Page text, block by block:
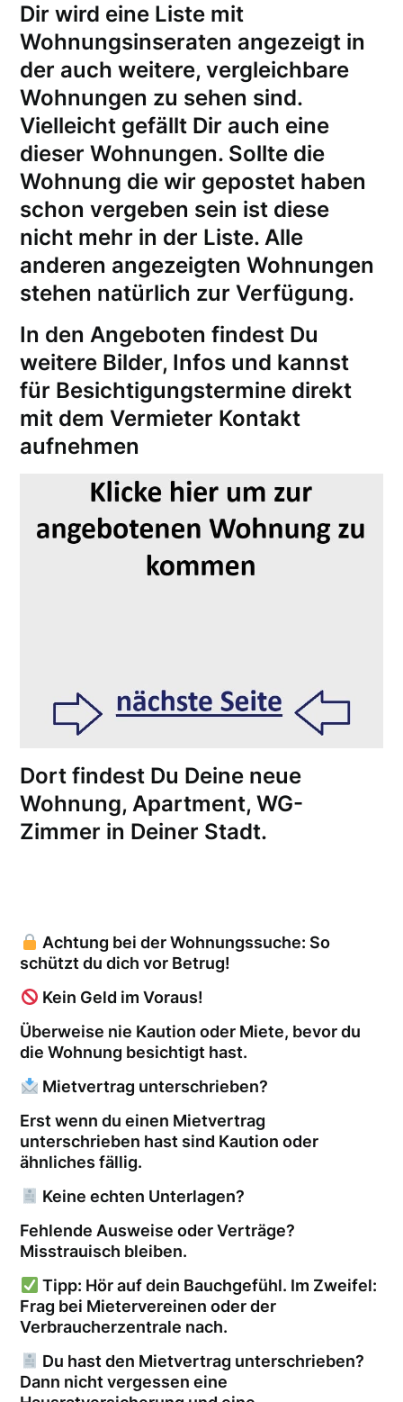
Dir wird eine Liste mit
Wohnungsinseraten angezeigt in
der auch weitere, vergleichbare
Wohnungen zu sehen sind.
Vielleicht gefällt Dir auch eine
dieser Wohnungen. Sollte die
Wohnung die wir gepostet haben
schon vergeben sein ist diese
nicht mehr in der Liste. Alle
anderen angezeigten Wohnungen
stehen natürlich zur Verfügung.
In den Angeboten findest Du
weitere Bilder, Infos und kannst
für Besichtigungstermine direkt
mit dem Vermieter Kontakt
aufnehmen
Dort findest Du Deine neue
Wohnung, Apartment, WG-
Zimmer in Deiner Stadt.
Achtung bei der Wohnungssuche: So
schützt du dich vor Betrug!
Kein Geld im Voraus!
Überweise nie Kaution oder Miete, bevor du
die Wohnung besichtigt hast.
Mietvertrag unterschrieben?
Erst wenn du einen Mietvertrag
unterschrieben hast sind Kaution oder
ähnliches fällig.
Keine echten Unterlagen?
Fehlende Ausweise oder Verträge?
Misstrauisch bleiben.
Tipp: Hör auf dein Bauchgefühl. Im Zweifel:
Frag bei Mietervereinen oder der
Verbraucherzentrale nach.
Du hast den Mietvertrag unterschrieben?
Dann nicht vergessen eine